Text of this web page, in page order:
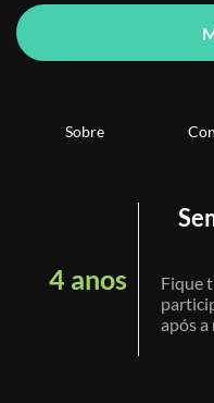
Sobre
4 anos
Fique
após